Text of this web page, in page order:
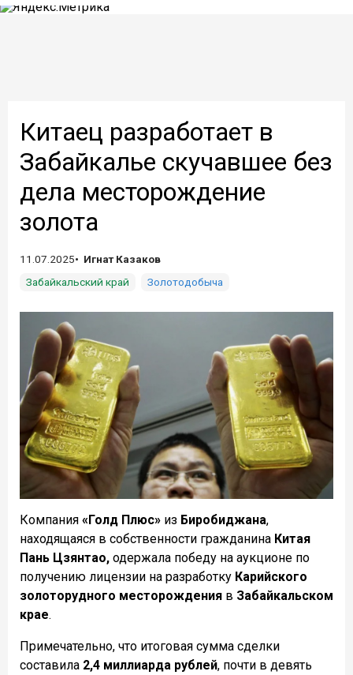
Китаец разработает в
Забайкалье скучавшее без
дела месторождение
золота
11.07.2025
Игнат Казаков
Забайкальский край
Золотодобыча
Компания «Голд Плюс» из Биробиджана,
находящаяся в собственности гражданина Китая
Пань Цзянтао, одержала победу на аукционе по
получению лицензии на разработку Карийского
золоторудного месторождения в Забайкальском
крае.
Примечательно, что итоговая сумма сделки
составила 2,4 миллиарда рублей, почти в девять